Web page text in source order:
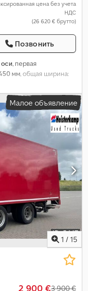
цена без учета
НДС
(26 620 € брутто)
Позвонить
оси, первая
мм, общая ширина:
выпуска:2003,
Малое объявление
1 / 15
2 900 €3 900 €